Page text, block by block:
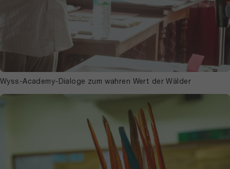
Wyss-Academy-Dialoge zum wahren Wert der Wälder